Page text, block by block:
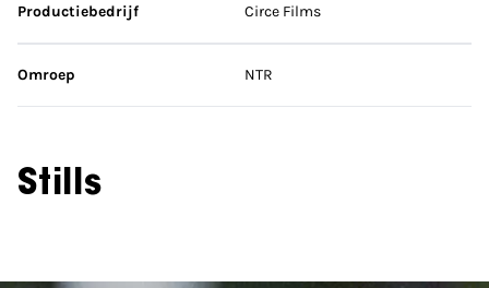
Productiebedrijf Circe Films
Omroep NTR
Stills